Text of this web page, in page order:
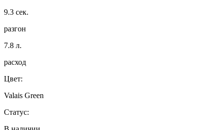
9.3 сек.
разгон
7.8 л.
расход
Цвет:
Valais Green
Статус: